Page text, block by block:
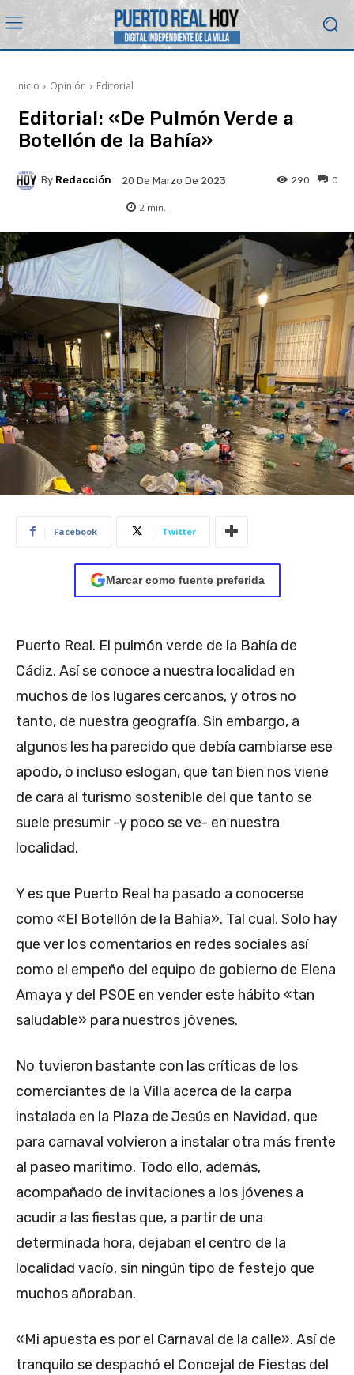
Inicio Opinión Editorial
Editorial: «De Pulmón Verde a
Botellón de la Bahía»
By Redacción 20 De Marzo De 2023 0
290
2 min.
Facebook Twitter
Marcar como fuente preferida
Puerto Real. El pulmón verde de la Bahía de
Cádiz. Así se conoce a nuestra localidad en
muchos de los lugares cercanos, y otros no
tanto, de nuestra geografía. Sin embargo, a
algunos les ha parecido que debía cambiarse ese
apodo, o incluso eslogan, que tan bien nos viene
de cara al turismo sostenible del que tanto se
suele presumir -y poco se ve- en nuestra
localidad.
Y es que Puerto Real ha pasado a conocerse
como «El Botellón de la Bahía». Tal cual. Solo hay
que ver los comentarios en redes sociales así
como el empeño del equipo de gobierno de Elena
Amaya y del PSOE en vender este hábito «tan
saludable» para nuestros jóvenes.
No tuvieron bastante con las críticas de los
comerciantes de la Villa acerca de la carpa
instalada en la Plaza de Jesús en Navidad, que
para carnaval volvieron a instalar otra más frente
al paseo marítimo. Todo ello, además,
acompañado de invitaciones a los jóvenes a
acudir a las fiestas que, a partir de una
determinada hora, dejaban el centro de la
localidad vacío, sin ningún tipo de festejo que
muchos añoraban.
«Mi apuesta es por el Carnaval de la calle». Así de
tranquilo se despachó el Concejal de Fiestas del